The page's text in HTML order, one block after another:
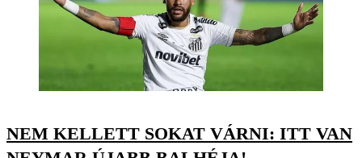
NEM KELLETT SOKAT VÁRNI: ITT VAN